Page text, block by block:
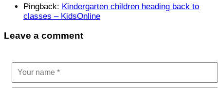
Pingback: Kindergarten children heading back to
classes – KidsOnline
Leave a comment